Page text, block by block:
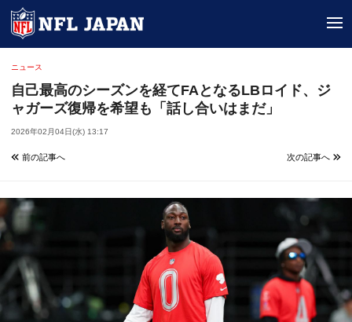
ニュース
自己最高のシーズンを経てFAとなるLBロイド、ジ
ャガーズ復帰を希望も「話し合いはまだ」
2026年02月04日(水) 13:17
前の記事へ 次の記事へ